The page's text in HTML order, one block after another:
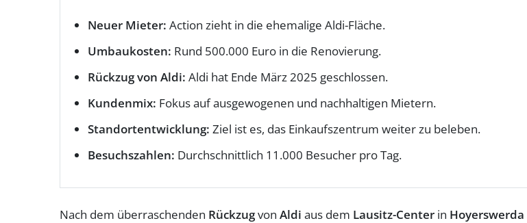
Neuer Mieter: Action zieht in die ehemalige Aldi-Fläche.
Umbaukosten: Rund 500.000 Euro in die Renovierung.
Rückzug von Aldi: Aldi hat Ende März 2025 geschlossen.
Kundenmix: Fokus auf ausgewogenen und nachhaltigen Mietern.
Standortentwicklung: Ziel ist es, das Einkaufszentrum weiter zu beleben.
Besuchszahlen: Durchschnittlich 11.000 Besucher pro Tag.
Nach dem überraschenden Rückzugvon Aldi aus dem Lausitz-Center in Hoyerswerda